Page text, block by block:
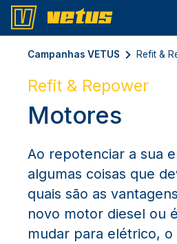
Campanhas VETUS Refit &
Refit & Repower
Motores
Ao repotenciar a sua
algumas coisas que
quais são as
novo motor diesel ou
mudar para elétrico, o